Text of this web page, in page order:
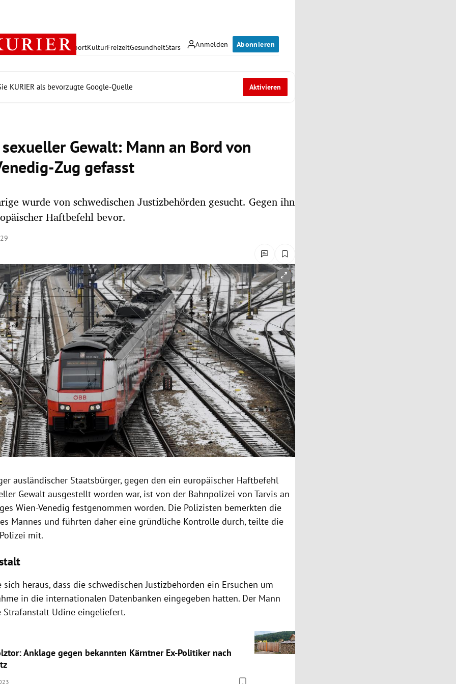
Anmelden Abonnieren
PolitikWirtschaft SportKulturFreizeitGesundheitStars
KURIER als bevorzugte Google-Quelle Aktivieren
Gewalt: Mann an Bord von
Zug gefasst
wurde von schwedischen Justizbehörden gesucht. Gegen ihn
Haftbefehl bevor.
öffnen/schließen
ausländischer Staatsbürger, gegen den ein europäischer Haftbefehl
Gewalt ausgestellt worden war, ist von der Bahnpolizei von Tarvis an
Wien-Venedig festgenommen worden. Die Polizisten bemerkten die
Mannes und führten daher eine gründliche Kontrolle durch, teilte die
mit.
heraus, dass die schwedischen Justizbehörden ein Ersuchen um
in die internationalen Datenbanken eingegeben hatten. Der Mann
Strafanstalt Udine eingeliefert.
Anklage gegen bekannten Kärntner Ex-Politiker nach